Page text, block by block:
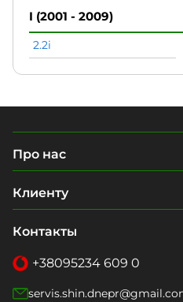
I (2001 - 2009)
2.2i
Про нас
Клиенту
Контакты
+38095234 609 0